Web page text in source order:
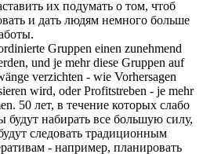
их подумать о том, чтоб
и дать людям немного больше
Gruppen einen zunehmend
und je mehr diese Gruppen auf
verzichten - wie Vorhersagen
wird, oder Profitstreben - je mehr
50 лет, в течение которых слабо
набирать все большую силу,
следовать традиционным
- например, планировать